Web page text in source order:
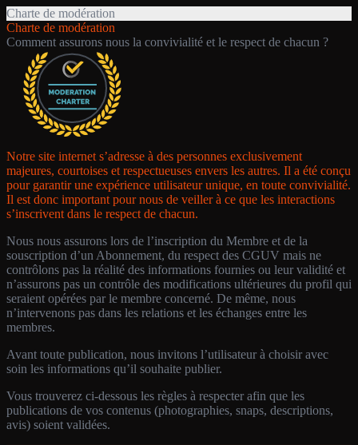
Charte de modération
Charte de modération
Comment assurons nous la convivialité et le respect de chacun ?
Notre site internet s’adresse à des personnes exclusivement
majeures, courtoises et respectueuses envers les autres. Il a été conçu
pour garantir une expérience utilisateur unique, en toute convivialité.
Il est donc important pour nous de veiller à ce que les interactions
s’inscrivent dans le respect de chacun.
Nous nous assurons lors de l’inscription du Membre et de la
souscription d’un Abonnement, du respect des CGUV mais ne
contrôlons pas la réalité des informations fournies ou leur validité et
n’assurons pas un contrôle des modifications ultérieures du profil qui
seraient opérées par le membre concerné. De même, nous
n’intervenons pas dans les relations et les échanges entre les
membres.
Avant toute publication, nous invitons l’utilisateur à choisir avec
soin les informations qu’il souhaite publier.
Vous trouverez ci-dessous les règles à respecter afin que les
publications de vos contenus (photographies, snaps, descriptions,
avis) soient validées.